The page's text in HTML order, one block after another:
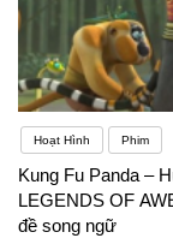
Hoạt Hình Phim
Kung Fu Panda –
LEGENDS OF
đề song ngữ